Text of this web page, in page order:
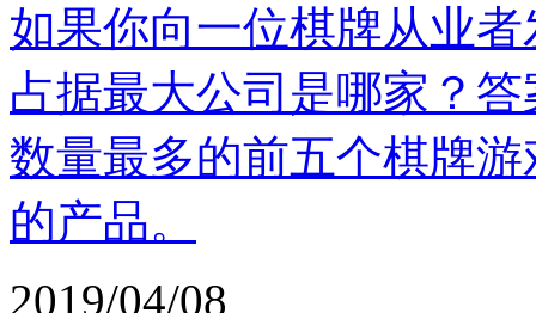
如果你向一位棋牌从业
占据最大公司是哪家？
数量最多的前五个棋牌
的产品。
2019/04/08